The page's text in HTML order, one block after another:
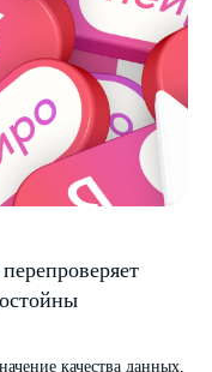
качества данных,